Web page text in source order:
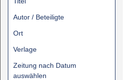
Autor / Beteiligte
Ort
Verlage
Zeitung nach Datum
auswählen